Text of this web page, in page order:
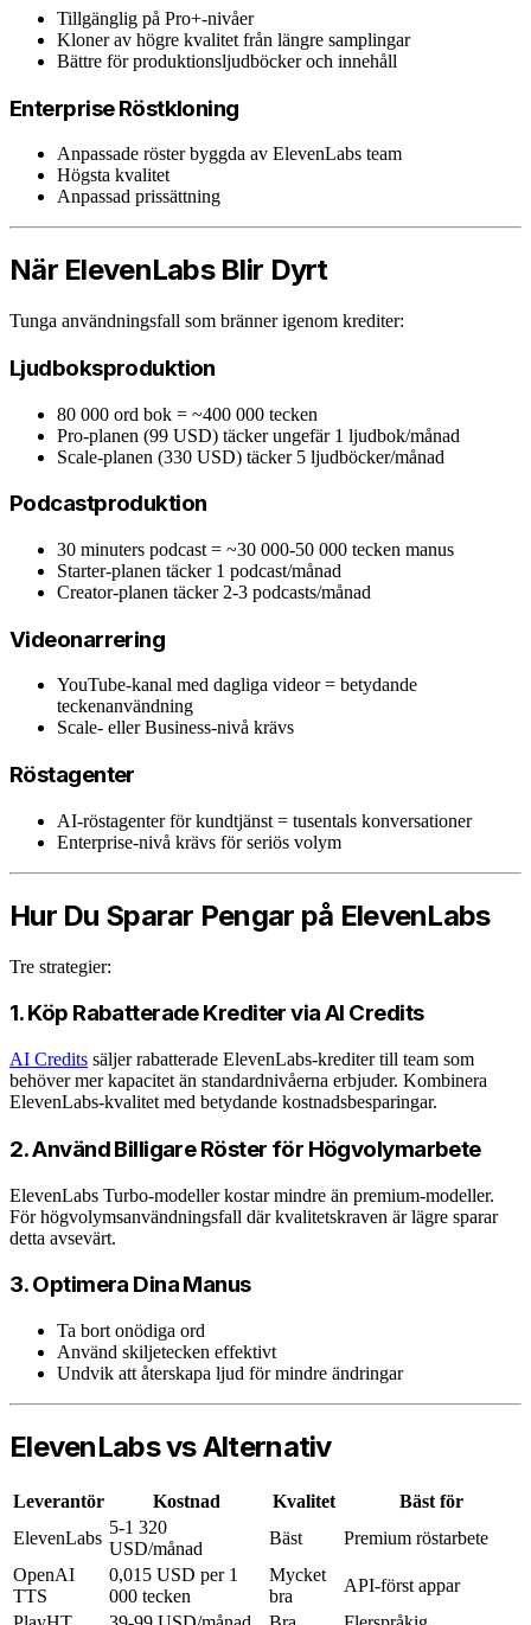
Tillgänglig på Pro+-nivåer
Kloner av högre kvalitet från längre samplingar
Bättre för produktionsljudböcker och innehåll
Enterprise Röstkloning
Anpassade röster byggda av ElevenLabs team
Högsta kvalitet
Anpassad prissättning
När ElevenLabs Blir Dyrt
Tunga användningsfall som bränner igenom krediter:
Ljudboksproduktion
80 000 ord bok = ~400 000 tecken
Pro-planen (99 USD) täcker ungefär 1 ljudbok/månad
Scale-planen (330 USD) täcker 5 ljudböcker/månad
Podcastproduktion
30 minuters podcast = ~30 000-50 000 tecken manus
Starter-planen täcker 1 podcast/månad
Creator-planen täcker 2-3 podcasts/månad
Videonarrering
YouTube-kanal med dagliga videor = betydande
teckenanvändning
Scale- eller Business-nivå krävs
Röstagenter
AI-röstagenter för kundtjänst = tusentals konversationer
Enterprise-nivå krävs för seriös volym
Hur Du Sparar Pengar på ElevenLabs
Tre strategier:
1. Köp Rabatterade Krediter via AI Credits
AI Credits säljer rabatterade ElevenLabs-krediter till team som
behöver mer kapacitet än standardnivåerna erbjuder. Kombinera
ElevenLabs-kvalitet med betydande kostnadsbesparingar.
2. Använd Billigare Röster för Högvolymarbete
ElevenLabs Turbo-modeller kostar mindre än premium-modeller.
För högvolymsanvändningsfall där kvalitetskraven är lägre sparar
detta avsevärt.
3. Optimera Dina Manus
Ta bort onödiga ord
Använd skiljetecken effektivt
Undvik att återskapa ljud för mindre ändringar
ElevenLabs vs Alternativ
Leverantör Kostnad Kvalitet
Bäst för
ElevenLabs
5-1 320
USD/månad
Bäst
Premium röstarbete
OpenAI
TTS
0,015 USD per 1
000 tecken
Mycket
bra
API-först appar